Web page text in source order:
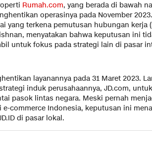
Rumah.com, yang berada di bawah
operasinya pada November
yang terkena pemutusan hubungan kerja
menyatakan bahwa keputusan ini
untuk fokus pada strategi lain di pasar
layanannya pada 31 Maret 2023.
induk perusahaannya, JD.com,
pasok lintas negara. Meski pernah
commerce Indonesia, keputusan ini
di pasar lokal.